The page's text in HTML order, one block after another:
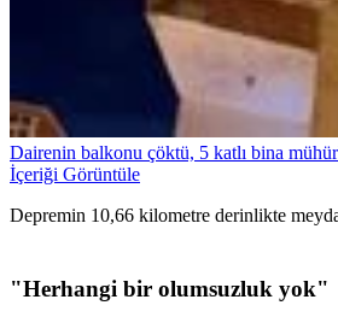
Dairenin balkonu çöktü, 5 katlı bina
İçeriği Görüntüle
Depremin 10,66 kilometre derinlikte
"Herhangi bir olumsuzluk yok"